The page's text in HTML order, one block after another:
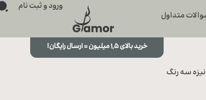
متداول
ورود و ثبت نام
خرید بالای ۱,۵ میلیون = ارسال رایگان!
سه رنگ